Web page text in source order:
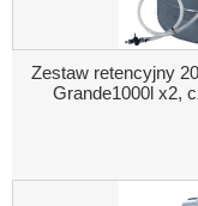
Zestaw retencyjny
Grande1000l x2,